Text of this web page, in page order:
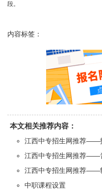
段。
内容标签：
本文相关推荐内容：
江西中专招生网推荐——
江西中专招生网推荐——
江西中专招生网推荐——
中职课程设置